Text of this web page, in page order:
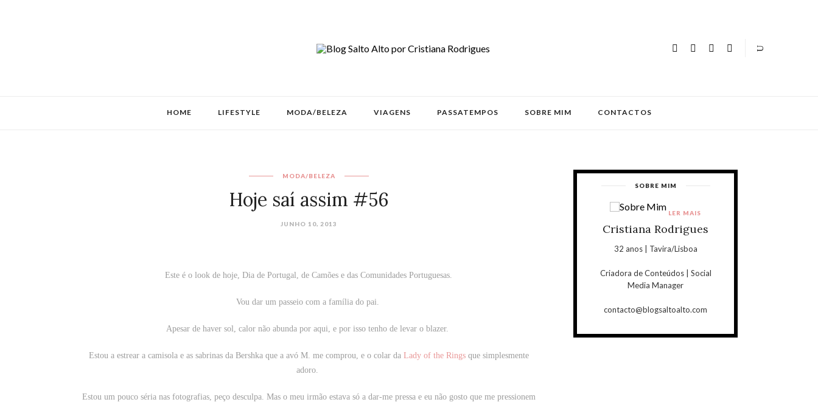
HOME LIFESTYLE MODA/BELEZA VIAGENS PASSATEMPOS SOBRE MIM CONTACTOS
MODA/BELEZA
Hoje saí assim #56
JUNHO 10, 2013
Este é o look de hoje, Dia de Portugal, de Camões e das Comunidades Portuguesas.
Vou dar um passeio com a família do pai.
Apesar de haver sol, calor não abunda por aqui, e por isso tenho de levar o blazer.
Estou a estrear a camisola e as sabrinas da Bershka que a avó M. me comprou, e o colar da Lady of the Ringsque simplesmente
adoro.
Estou um pouco séria nas fotografias, peço desculpa. Mas o meu irmão estava só a dar-me pressa e eu não gosto que me pressionem
SOBRE MIM
Cristiana Rodrigues
32 anos | Tavira/Lisboa
Criadora de Conteúdos | Social
Media Manager
contacto@blogsaltoalto.com
LER MAIS